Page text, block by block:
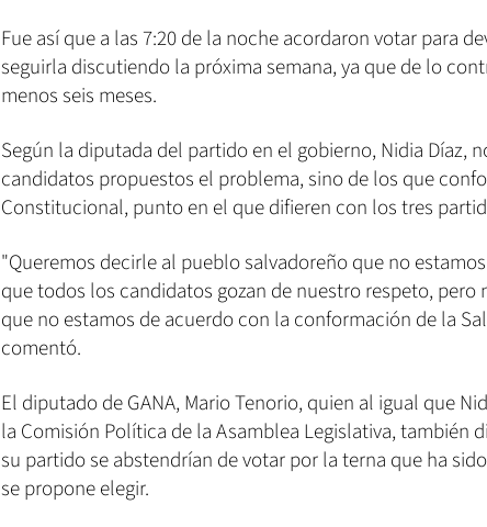
Fue así que a las 7:20 de la noche acordaron votar para
seguirla discutiendo la próxima semana, ya que de lo
menos seis meses.
Según la diputada del partido en el gobierno, Nidia Díaz,
candidatos propuestos el problema, sino de los que
Constitucional, punto en el que difieren con los tres
"Queremos decirle al pueblo salvadoreño que no
que todos los candidatos gozan de nuestro respeto, pero
que no estamos de acuerdo con la conformación de la
comentó.
El diputado de GANA, Mario Tenorio, quien al igual que
la Comisión Política de la Asamblea Legislativa, también
su partido se abstendrían de votar por la terna que ha
se propone elegir.